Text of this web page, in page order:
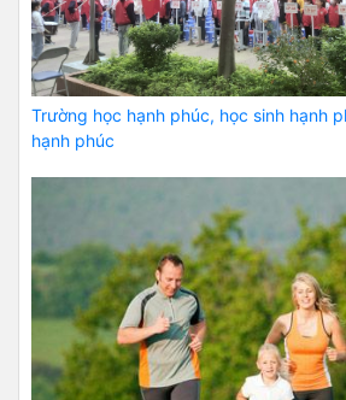
Trường học hạnh phúc, học sinh hạnh
hạnh phúc